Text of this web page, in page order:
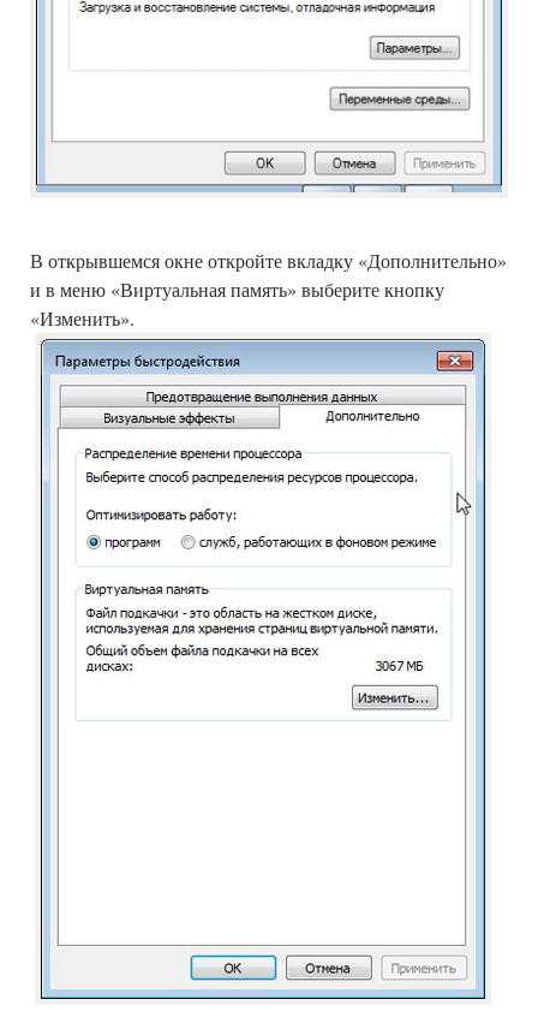
В открывшемся окне откройте вкладку «Дополнительно»
и в меню «Виртуальная память» выберите кнопку
«Изменить».